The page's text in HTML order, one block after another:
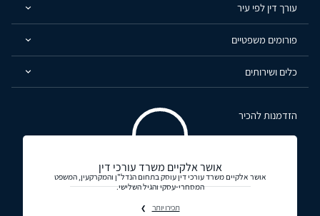
עורך דין לפי עיר
פורומים משפטיים
כלים ושירותים
הזדמנות להכיר
אושר אלקיים משרד עורכי דין
אושר אלקיים משרד עורכי דין עוסק בתחום הנדל"ן והמקרקעין, המשפט
המסחרי-עסקי והגיל השלישי.
תכירו יותר